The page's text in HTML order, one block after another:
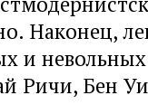
Наконец,
и
Ричи, Бен